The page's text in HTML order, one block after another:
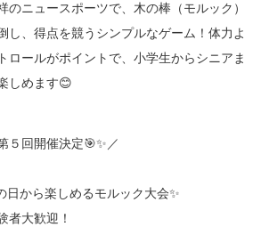
のニュースポーツで、木の棒（モルック）
し、得点を競うシンプルなゲーム！体力よ
ロールがポイントで、小学生からシニアま
しめます😊
５回開催決定🎯✨／
日から楽しめるモルック大会✨
者大歓迎！